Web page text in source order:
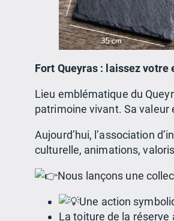
Fort Queyras : laissez votre
Lieu emblématique du
patrimoine vivant. Sa valeur
Aujourd’hui, l’association
culturelle, animations,
Nous lançons une
Une action
La toiture de la réserve